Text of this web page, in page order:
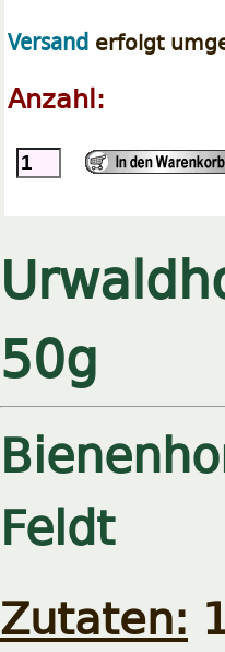
Versand erfolgt
Anzahl:
50g
Feldt
Zutaten: